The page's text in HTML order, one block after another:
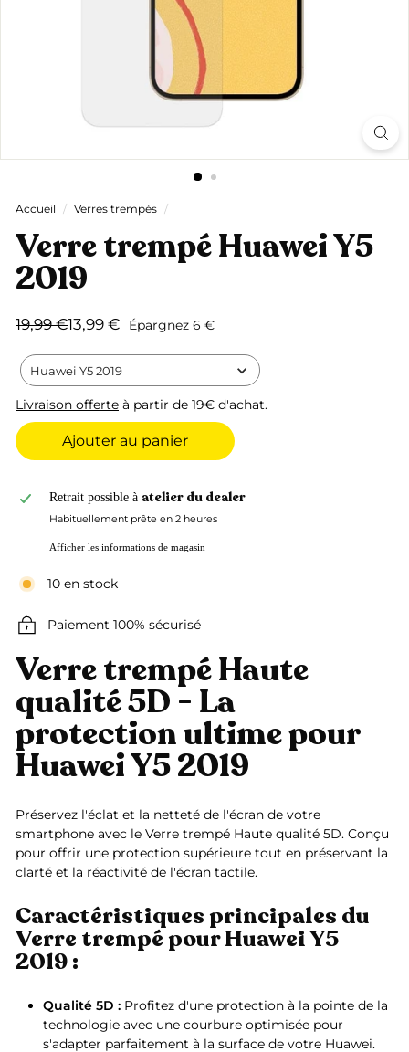
Accueil / Verres trempés /
Verre trempé Huawei Y5
2019
Prix
19,99 €19,99
Prix
13,99 €13,99
Épargnez 6 €
Huawei Y5 2019
Livraison offerte à partir de 19€ d'achat.
Ajouter au panier
Retrait possible à atelier du dealer
Habituellement prête en 2 heures
Afficher les informations de magasin
10 en stock
Paiement 100% sécurisé
Verre trempé Haute
qualité 5D - La
protection ultime pour
Huawei Y5 2019
Préservez l'éclat et la netteté de l'écran de votre
smartphone avec le Verre trempé Haute qualité 5D. Conçu
pour offrir une protection supérieure tout en préservant la
clarté et la réactivité de l'écran tactile.
Caractéristiques principales du
Verre trempé pour Huawei Y5
2019 :
Qualité 5D : Profitez d'une protection à la pointe de la
technologie avec une courbure optimisée pour
s'adapter parfaitement à la surface de votre Huawei.